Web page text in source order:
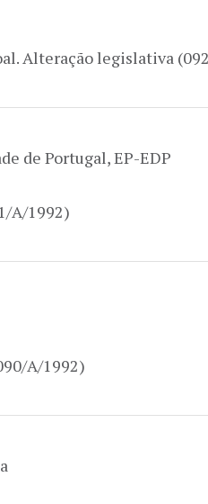
Alteração legislativa
de Portugal, EP-EDP
A/1992)
A/1992)